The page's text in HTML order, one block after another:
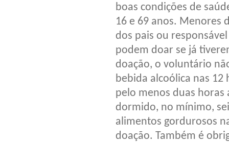
boas condições de
16 e 69 anos. Menores
dos pais ou
podem doar se já
doação, o voluntário
bebida alcoólica nas
pelo menos duas
dormido, no mínimo,
alimentos gordurosos
doação. Também é